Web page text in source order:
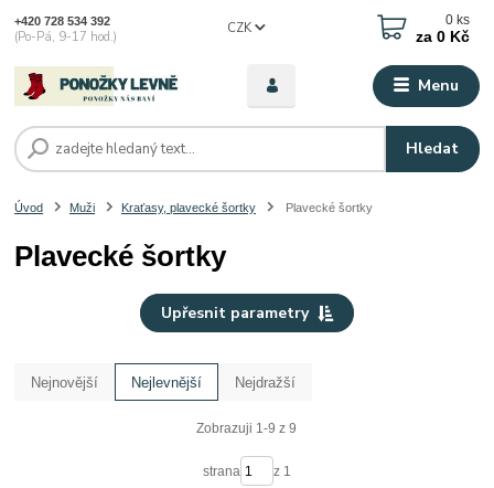
Menu
CZK
Hledat
+420 728 534 392
(Po-Pá, 9-17 hod.)
0 ks
za 0 Kč
Úvod Muži Kraťasy, plavecké šortky Plavecké šortky
Plavecké šortky
Upřesnit parametry
Nejnovější Nejlevnější Nejdražší
Zobrazuji 1-9 z 9
strana z 1